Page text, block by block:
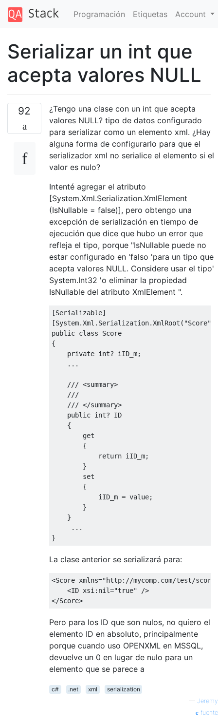
Programación Etiquetas Account
Serializar un int que
acepta valores NULL
92
¿Tengo una clase con un int que acepta
valores NULL? tipo de datos configurado
para serializar como un elemento xml. ¿Hay
alguna forma de configurarlo para que el
serializador xml no serialice el elemento si el
valor es nulo?
Intenté agregar el atributo
[System.Xml.Serialization.XmlElement
(IsNullable = false)], pero obtengo una
excepción de serialización en tiempo de
ejecución que dice que hubo un error que
refleja el tipo, porque "IsNullable puede no
estar configurado en 'falso 'para un tipo que
acepta valores NULL. Considere usar el tipo'
System.Int32 'o eliminar la propiedad
IsNullable del atributo XmlElement ".
[Serializable]
[System.Xml . Serialization.XmlRoot ( "Score"
public class
Score
{
private int? iID_m;
...
/// <summary>
///
/// </summary>
public int? ID
{
get
{
return iID_m;
}
set
{
            iID_m
= value;
}
}
...
}
La clase anterior se serializará para:
<Score xmlns="http://mycomp.com/test/
<ID xsi:nil="true"
/>
</Score>
Pero para los ID que son nulos, no quiero el
elemento ID en absoluto, principalmente
porque cuando uso OPENXML en MSSQL,
devuelve un 0 en lugar de nulo para un
elemento que se parece a
c# .net xml
serialization
— Jeremy
fuente